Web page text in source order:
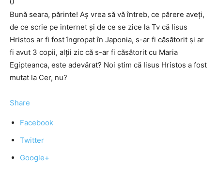
Bună seara, părinte! Aş vrea să vă întreb, ce părere aveţi,
de ce scrie pe internet şi de ce se zice la Tv că Iisus
Hristos ar fi fost îngropat în Japonia, s-ar fi căsătorit şi ar
fi avut 3 copii, alţii zic că s-ar fi căsătorit cu Maria
Egipteanca, este adevărat? Noi ştim că Iisus Hristos a fost
mutat la Cer, nu?
Share
Facebook
Twitter
Google+